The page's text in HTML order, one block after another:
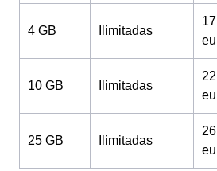
4 GB Ilimitadas
10 GB Ilimitadas
25 GB Ilimitadas